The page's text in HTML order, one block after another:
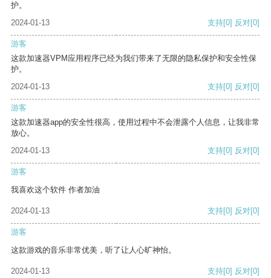
护。
2024-01-13
支持[0] 反对[0]
游客
这款加速器VPM应用程序已经为我们带来了无限的隐私保护和安全性保
护。
2024-01-13
支持[0] 反对[0]
游客
这款加速器app的安全性很高，使用过程中不会泄露个人信息，让我非常
放心。
2024-01-13
支持[0] 反对[0]
游客
我喜欢这个软件 作者加油
2024-01-13 支持[0] 反对[0]
游客
这款游戏的音乐非常优美，听了让人心旷神怡。
2024-01-13 支持[0] 反对[0]